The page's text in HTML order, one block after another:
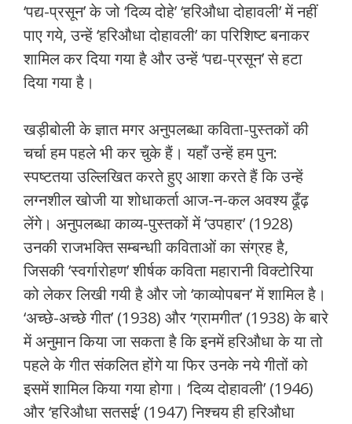
‘पद्य-प्रसून’ के जो ‘दिव्य दोहे’ ‘हरिऔधा दोहावली’ में नहीं
पाए गये, उन्हें ‘हरिऔधा दोहावली’ का परिशिष्ट बनाकर
शामिल कर दिया गया है और उन्हें ‘पद्य-प्रसून’ से हटा
दिया गया है।
खड़ीबोली के ज्ञात मगर अनुपलब्धा कविता-पुस्तकों की
चर्चा हम पहले भी कर चुके हैं। यहाँ उन्हें हम पुन:
स्पष्टतया उल्लिखित करते हुए आशा करते हैं कि उन्हें
लग्नशील खोजी या शोधाकर्ता आज-न-कल अवश्य ढूँढ़
लेंगे। अनुपलब्धा काव्य-पुस्तकों में ‘उपहार’ (1928)
उनकी राजभक्ति सम्बन्धाी कविताओं का संग्रह है,
जिसकी ‘स्वर्गारोहण’ शीर्षक कविता महारानी विक्टोरिया
को लेकर लिखी गयी है और जो ‘काव्योपबन’ में शामिल है।
‘अच्छे-अच्छे गीत’ (1938) और ‘ग्रामगीत’ (1938) के बारे
में अनुमान किया जा सकता है कि इनमें हरिऔधा के या तो
पहले के गीत संकलित होंगे या फिर उनके नये गीतों को
इसमें शामिल किया गया होगा। ‘दिव्य दोहावली’ (1946)
और ‘हरिऔधा सतसई’ (1947) निश्चय ही हरिऔधा